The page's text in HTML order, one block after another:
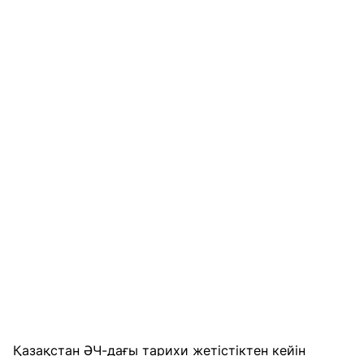
Қазақстан ӘЧ-дағы тарихи жетістіктен кейін